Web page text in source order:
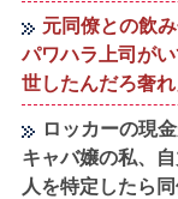
元同僚との飲
パワハラ上司が
世したんだろ奢
ロッカーの現
キャバ嬢の私、
人を特定したら